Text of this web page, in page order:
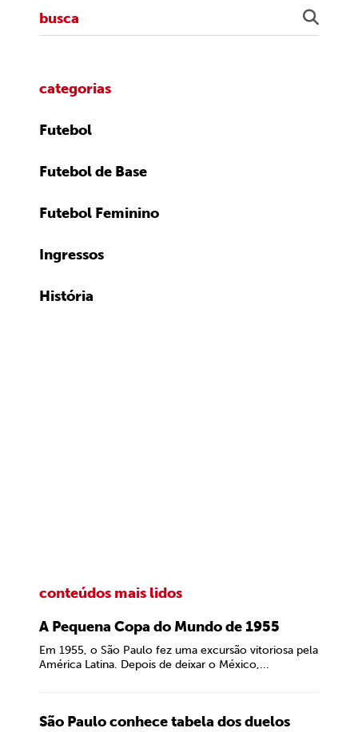
categorias
Futebol
Futebol de Base
Futebol Feminino
Ingressos
História
conteúdos mais lidos
A Pequena Copa do Mundo de 1955
Em 1955, o São Paulo fez uma excursão vitoriosa pela
América Latina. Depois de deixar o México,...
São Paulo conhece tabela dos duelos